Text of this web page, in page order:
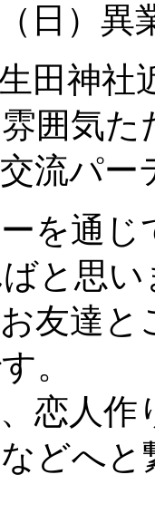
日）
田神社
囲気
流パ
を通
と思い
友達
。
恋人作
どへ